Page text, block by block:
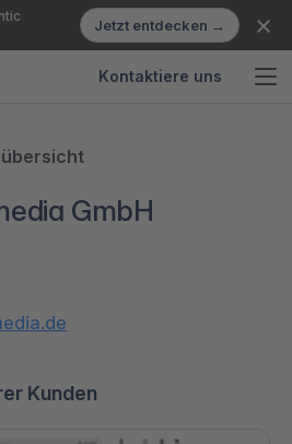
Jetzt entdecken →
Kontaktiere uns
GmbH
Kunden